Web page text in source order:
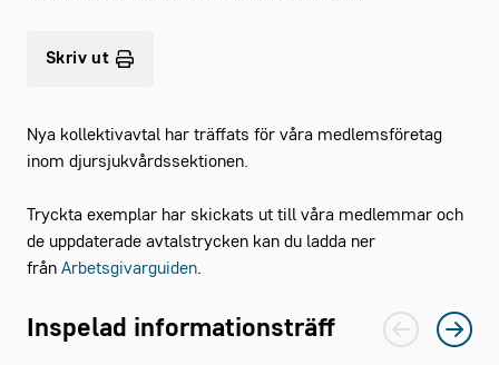
Skriv ut
Nya kollektivavtal har träffats för våra medlemsföretag
inom djursjukvårdssektionen.
Tryckta exemplar har skickats ut till våra medlemmar och
de uppdaterade avtalstrycken kan du ladda ner
från Arbetsgivarguiden.
Inspelad informationsträff